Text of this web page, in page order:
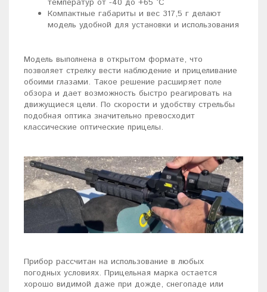
температур от -40 до +65 °C
Компактные габариты и вес 317,5 г делают
модель удобной для установки и использования
Модель выполнена в открытом формате, что
позволяет стрелку вести наблюдение и прицеливание
обоими глазами. Такое решение расширяет поле
обзора и дает возможность быстро реагировать на
движущиеся цели. По скорости и удобству стрельбы
подобная оптика значительно превосходит
классические оптические прицелы.
Прибор рассчитан на использование в любых
погодных условиях. Прицельная марка остается
хорошо видимой даже при дожде, снегопаде или